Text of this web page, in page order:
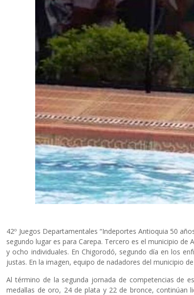
42º Juegos Departamentales “Indeportes Antioquia 50
segundo lugar es para Carepa. Tercero es el municipio
y ocho individuales. En Chigorodó, segundo día en los
justas. En la imagen, equipo de nadadores del municipio
Al término de la segunda jornada de competencias de
medallas de oro, 24 de plata y 22 de bronce, continúan